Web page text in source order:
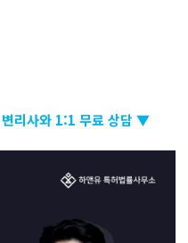
리사와 1:1 무료 상담 ▼